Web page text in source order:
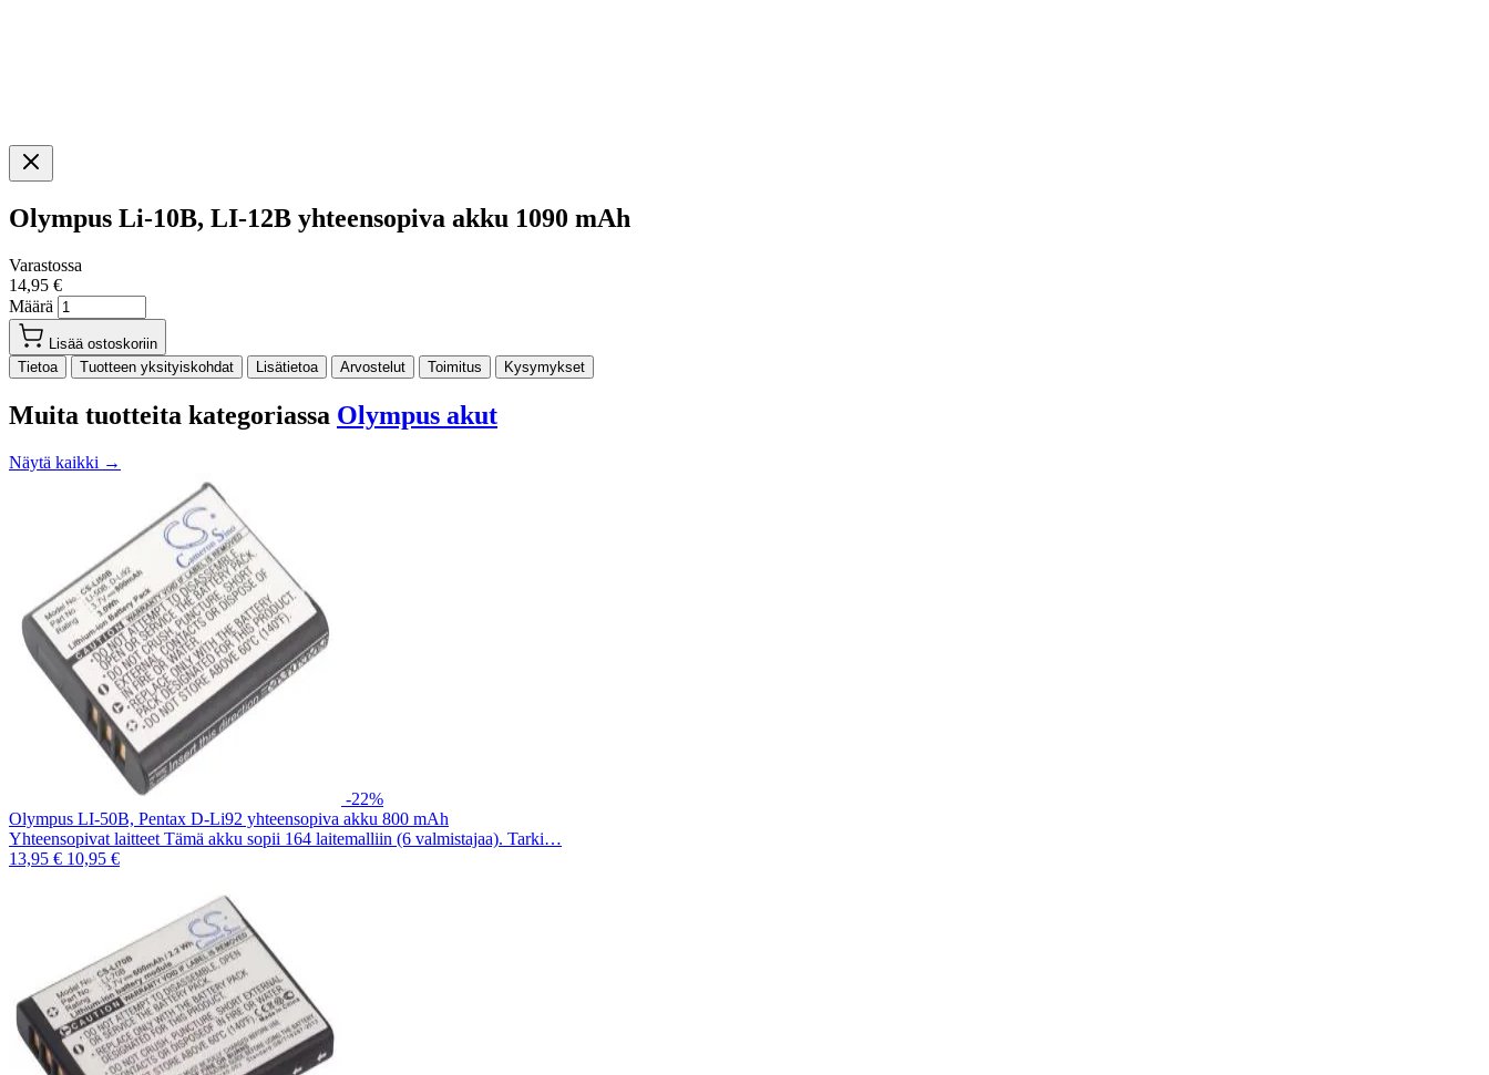
Olympus Li-10B, LI-12B yhteensopiva akku 1090 mAh
Varastossa
14,95 €
Määrä
Lisää ostoskoriin
Tietoa
Tuotteen yksityiskohdat Lisätietoa Arvostelut Toimitus Kysymykset
Muita tuotteita kategoriassa Olympus akut
Näytä kaikki →
-22%
Olympus LI-50B, Pentax D-Li92 yhteensopiva akku 800 mAh
Yhteensopivat laitteet Tämä akku sopii 164 laitemalliin (6 valmistajaa). Tarki…
13,95 € 10,95 €